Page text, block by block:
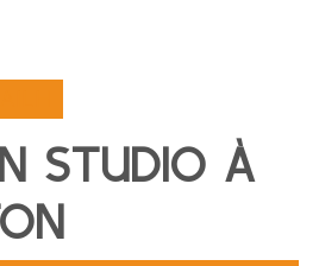
STUDIO À